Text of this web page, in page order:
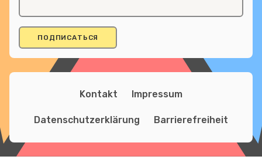
Kontakt Impressum
Datenschutzerklärung Barrierefreiheit